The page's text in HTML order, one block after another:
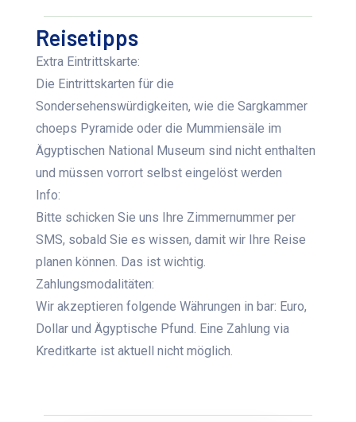
Reisetipps
Extra Eintrittskarte:
Die Eintrittskarten für die
Sondersehenswürdigkeiten, wie die Sargkammer
choeps Pyramide oder die Mummiensäle im
Ägyptischen National Museum sind nicht enthalten
und müssen vorrort selbst eingelöst werden
Info:
Bitte schicken Sie uns Ihre Zimmernummer per
SMS, sobald Sie es wissen, damit wir Ihre Reise
planen können. Das ist wichtig.
Zahlungsmodalitäten:
Wir akzeptieren folgende Währungen in bar: Euro,
Dollar und Ägyptische Pfund. Eine Zahlung via
Kreditkarte ist aktuell nicht möglich.